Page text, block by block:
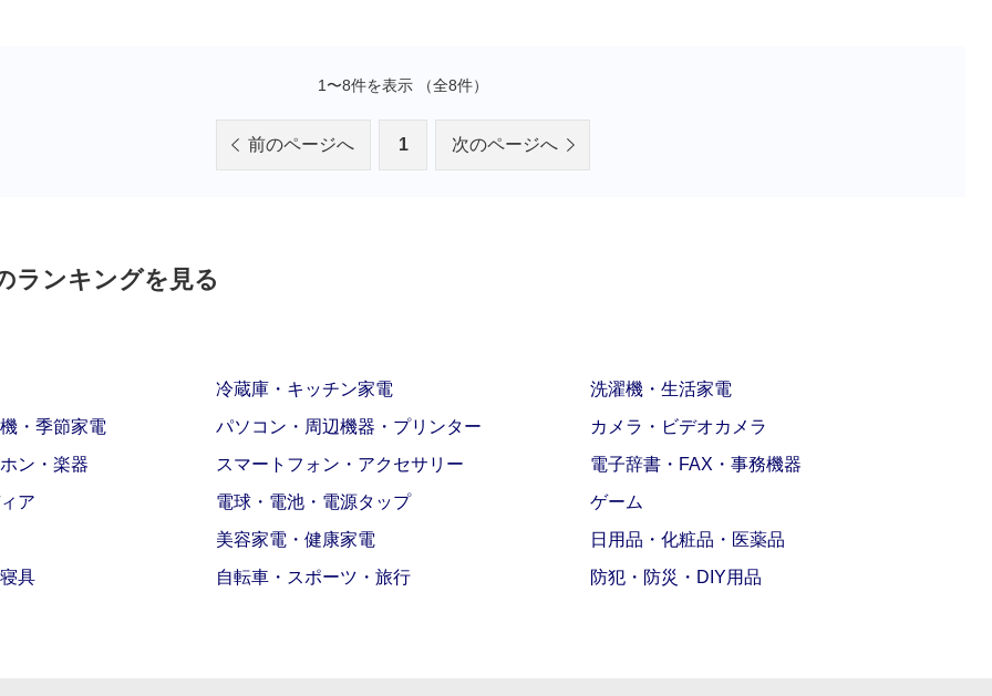
1〜8件を表示 （全8件）
前のページへ 1 次のページへ
ランキングを見る
冷蔵庫・キッチン家電
洗濯機・生活家電
・季節家電
パソコン・周辺機器・プリンター
カメラ・ビデオカメラ
ン・楽器
スマートフォン・アクセサリー
電子辞書・FAX・事務機器
ア
電球・電池・電源タップ
ゲーム
美容家電・健康家電
日用品・化粧品・医薬品
具
自転車・スポーツ・旅行 防犯・防災・DIY用品